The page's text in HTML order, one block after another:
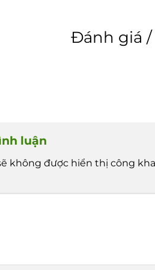
Đánh giá
luận
không được hiển thị công